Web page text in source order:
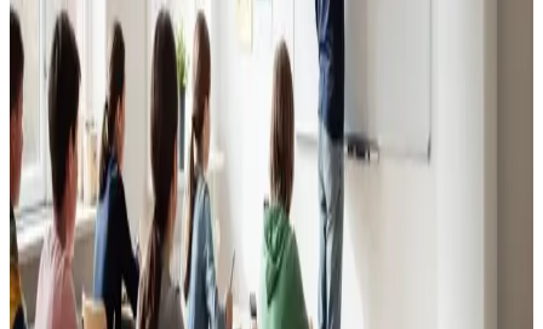
Erhvervsventilation
Kontorer, klinikker, butikker og restauranter i Munkebo.
Godt indeklima for alle.
Læs mere